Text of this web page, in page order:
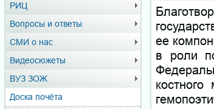
РИЦ
Вопросы и ответы
СМИ о нас
Видеосюжеты
ВУЗ ЗОЖ
Доска почёта
ее
в роли